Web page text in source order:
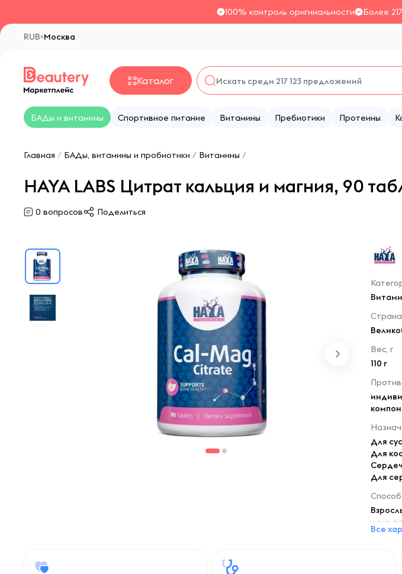
100% контроль оригинальности Более
Москва
RUB
Каталог
БАДы и витамины Спортивное питание Витамины Пребиотики Протеины
Главная / БАДы, витамины и пробиотики / Витамины /
HAYA LABS Цитрат кальция и магния, 90
0 вопросов Поделиться
Вес, г
110 г
Для
Для
Для
день
Все